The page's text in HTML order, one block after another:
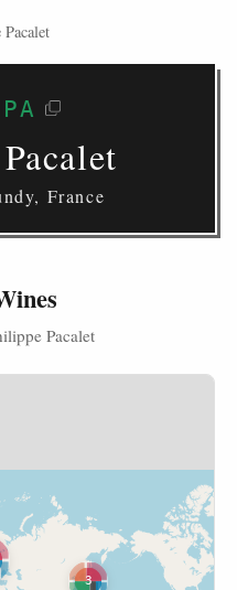
France
Pacalet
3